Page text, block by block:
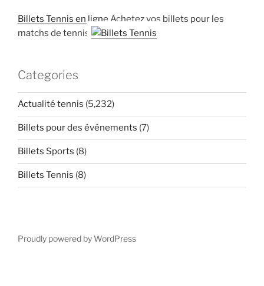
Billets Tennis en ligne Achetez vos billets pour les
matchs de tennis
Categories
Actualité tennis (5,232)
Billets pour des événements (7)
Billets Sports (8)
Billets Tennis (8)
Proudly powered by WordPress